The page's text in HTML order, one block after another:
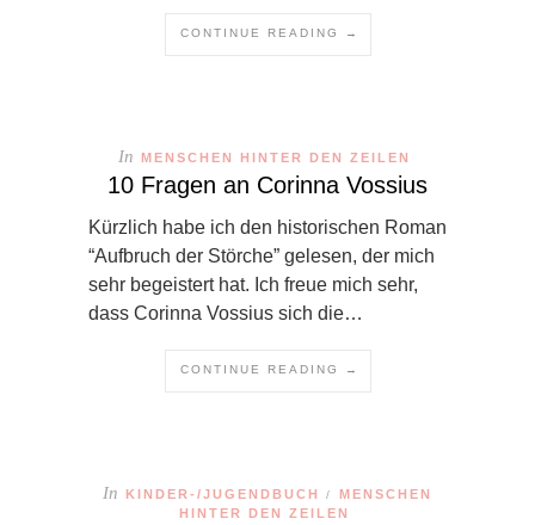
CONTINUE READING →
In MENSCHEN HINTER DEN ZEILEN
10 Fragen an Corinna Vossius
Kürzlich habe ich den historischen Roman
“Aufbruch der Störche” gelesen, der mich
sehr begeistert hat. Ich freue mich sehr,
dass Corinna Vossius sich die…
CONTINUE READING →
In KINDER-/JUGENDBUCH /
MENSCHEN
HINTER DEN ZEILEN